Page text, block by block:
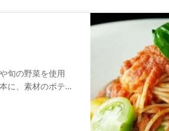
旬の野菜を使用
に、素材のポテン
ツァもお楽しみい
い味わいを堪能で